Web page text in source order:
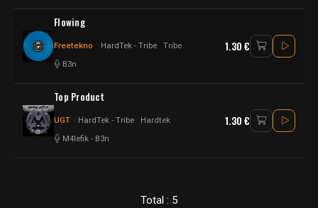
Flowing
Freetekno HardTek - Tribe Tribe
B3n
1.30 €
Top Product
UGT HardTek - Tribe Hardtek
M4lefik - B3n
1.30 €
Total : 5